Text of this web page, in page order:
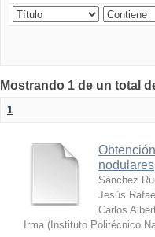
Mostrando 1 de un total
1
Sánchez
Jesús Rafael
Carlos
Irma ( Instituto Politécnico